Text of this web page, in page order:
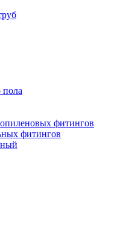
пола
фитингов
фитингов